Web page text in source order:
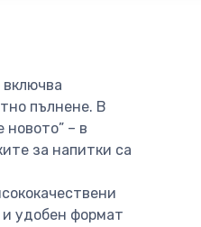
включва
пълнене. В
– в
за напитки са
и удобен формат